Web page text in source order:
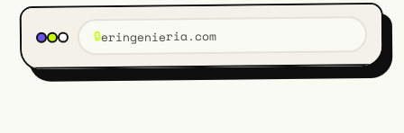
🔒eringenieria.com